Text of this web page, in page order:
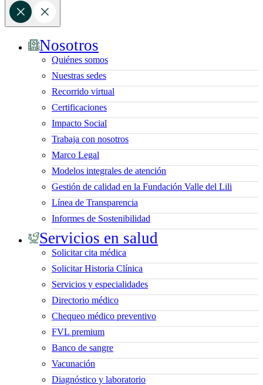
Nosotros
Quiénes somos
Nuestras sedes
Recorrido virtual
Certificaciones
Impacto Social
Trabaja con nosotros
Marco Legal
Modelos integrales de atención
Gestión de calidad en la Fundación Valle del Lili
Línea de Transparencia
Informes de Sostenibilidad
Servicios en salud
Solicitar cita médica
Solicitar Historia Clínica
Servicios y especialidades
Directorio médico
Chequeo médico preventivo
FVL premium
Banco de sangre
Vacunación
Diagnóstico y laboratorio